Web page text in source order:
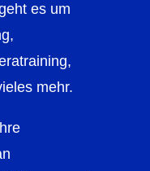
es um
mehr.